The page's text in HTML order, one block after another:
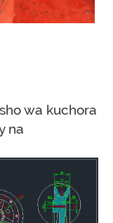
wa kuchora
na